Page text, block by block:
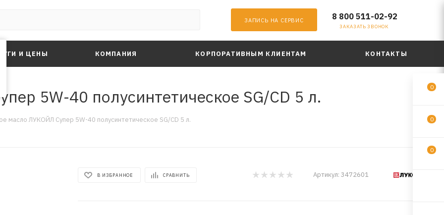
ЗАПИСЬ НА СЕРВИС 8 800 511-02-92
ЗАКАЗАТЬ ЗВОНОК
И ЦЕНЫ КОМПАНИЯ КОРПОРАТИВНЫМ КЛИЕНТАМ КОНТАКТЫ
5W-40 полусинтетическое SG/CD 5 л.
масло ЛУКОЙЛ Супер 5W-40 полусинтетическое SG/CD 5 л.
В ИЗБРАННОЕ СРАВНИТЬ Артикул: 3472601
0
0
0